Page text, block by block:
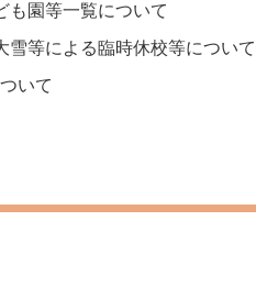
も園等一覧について
雪等による臨時休校等について
いて